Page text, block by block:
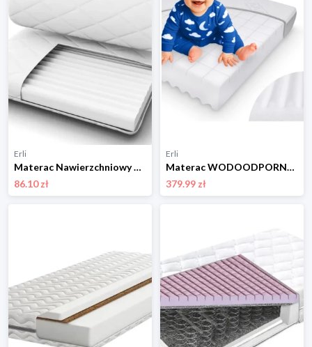
Erli
Materac Nawierzchniowy 160x80 piankowy dziecięcy średniotwardy Topper
86.10 zł
Erli
Materac WODOODPORNY 140x70 z Nieprzemakalny Pokrowiec do łóżeczka 70x140 cm
379.99 zł